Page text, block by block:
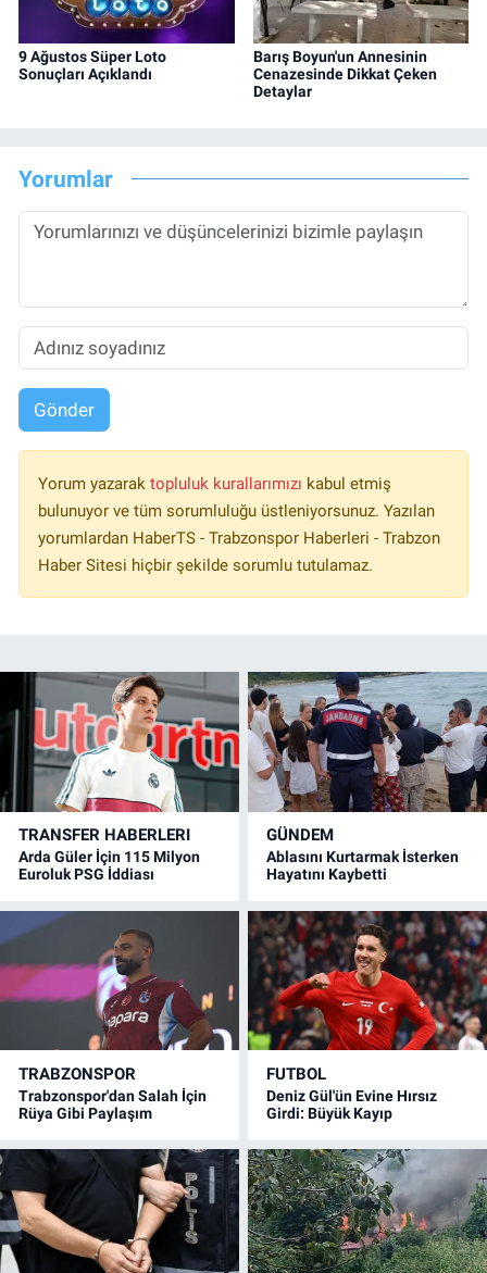
9 Ağustos Süper Loto
Sonuçları Açıklandı
Barış Boyun'un Annesinin
Cenazesinde Dikkat Çeken
Detaylar
Yorumlar
Gönder
Yorum yazarak topluluk kurallarımızı kabul etmiş
bulunuyor ve tüm sorumluluğu üstleniyorsunuz. Yazılan
yorumlardan HaberTS - Trabzonspor Haberleri - Trabzon
Haber Sitesi hiçbir şekilde sorumlu tutulamaz.
TRANSFER HABERLERI
Arda Güler İçin 115 Milyon
Euroluk PSG İddiası
GÜNDEM
Ablasını Kurtarmak İsterken
Hayatını Kaybetti
TRABZONSPOR
Trabzonspor'dan Salah İçin
Rüya Gibi Paylaşım
FUTBOL
Deniz Gül'ün Evine Hırsız
Girdi: Büyük Kayıp